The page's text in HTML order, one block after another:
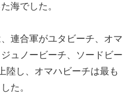
海でした。
連合軍がユタビーチ、オマ
ュノービーチ、ソードビー
陸し、オマハビーチは最も
た。